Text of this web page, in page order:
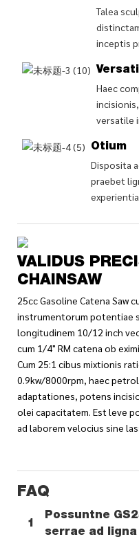
Talea
inceptis
Haec
versatile
Otium
Disposita
praebet
VALIDUS
CHAINSAW
25cc Gasoline Catena Saw
instrumentorum potentiae
longitudinem 10/12 inch
cum 1/4" RM catena ob
Cum 25:1 cibus mixtionis
0.9kw/8000rpm, haec
adaptationes, potens
olei capacitatem. Est leve
ad laborem velocius sine
FAQ
1
Possuntne
serrae ad